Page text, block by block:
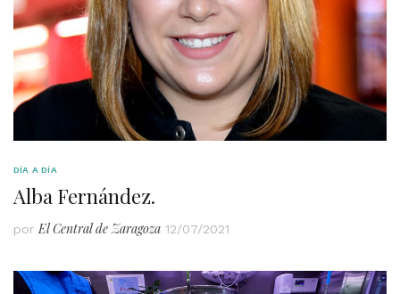
DÍA A DÍA
Alba Fernández.
porEl Central de Zaragoza 12/07/2021